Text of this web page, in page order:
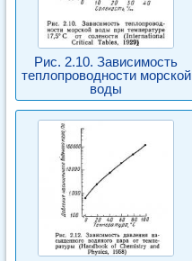
Рис. 2.10. Зависимость
теплопроводности морской
воды